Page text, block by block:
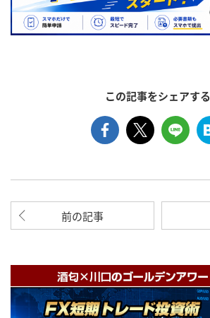
この記事をシェアする
前の記事